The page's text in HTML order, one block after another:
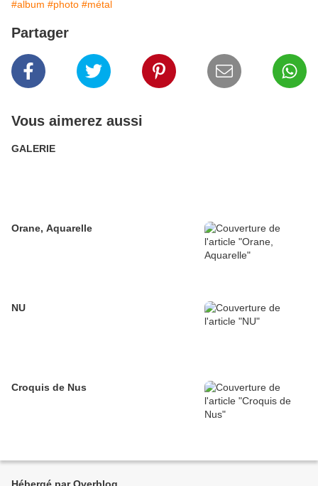
#album #photo #métal
Partager
Vous aimerez aussi
GALERIE
Orane, Aquarelle
NU
Croquis de Nus